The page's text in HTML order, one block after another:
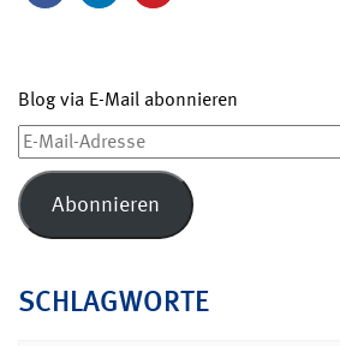
Blog via E-Mail abonnieren
E-
Mail-
Adresse
Abonnieren
SCHLAGWORTE